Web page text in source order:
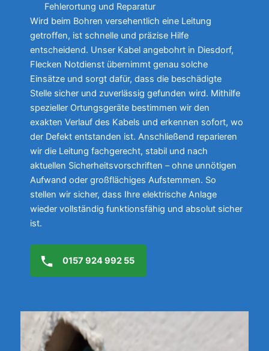
Fehlerortung und Reparatur
Wird beim Bohren versehentlich eine Leitung
getroffen, ist schnelle und präzise Hilfe
entscheidend. Unser Kabel angebohrt in Diesdorf,
Flecken Notdienst übernimmt genau solche
Einsätze und sorgt dafür, dass die beschädigte
Stelle sicher und zuverlässig gefunden wird. Mithilfe
spezieller Ortungsgeräte bestimmen wir den
exakten Verlauf des Kabels und erkennen sofort, wo
der Defekt entstanden ist. Anschließend reparieren
wir die Leitung fachgerecht, stabil und nach
aktuellen Sicherheitsvorschriften – ohne unnötigen
Aufwand oder großflächiges Aufstemmen. So
stellen wir sicher, dass Ihre elektrische Anlage
wieder vollständig funktionsfähig und absolut sicher
ist.
0157 924 992 55